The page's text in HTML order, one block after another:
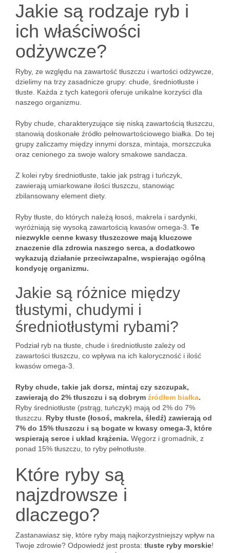
Jakie są rodzaje ryb i
ich właściwości
odżywcze?
Ryby, ze względu na zawartość tłuszczu i wartości odżywcze,
dzielimy na trzy zasadnicze grupy: chude, średniotłuste i
tłuste. Każda z tych kategorii oferuje unikalne korzyści dla
naszego organizmu.
Ryby chude, charakteryzujące się niską zawartością tłuszczu,
stanowią doskonałe źródło pełnowartościowego białka. Do tej
grupy zaliczamy między innymi dorsza, mintaja, morszczuka
oraz cenionego za swoje walory smakowe sandacza.
Z kolei ryby średniotłuste, takie jak pstrąg i tuńczyk,
zawierają umiarkowane ilości tłuszczu, stanowiąc
zbilansowany element diety.
Ryby tłuste, do których należą łosoś, makrela i sardynki,
wyróżniają się wysoką zawartością kwasów omega-3. Te
niezwykle cenne kwasy tłuszczowe mają kluczowe
znaczenie dla zdrowia naszego serca, a dodatkowo
wykazują działanie przeciwzapalne, wspierając ogólną
kondycję organizmu.
Jakie są różnice między
tłustymi, chudymi i
średniotłustymi rybami?
Podział ryb na tłuste, chude i średniotłuste zależy od
zawartości tłuszczu, co wpływa na ich kaloryczność i ilość
kwasów omega-3.
Ryby chude, takie jak dorsz, mintaj czy szczupak,
zawierają do 2% tłuszczu i są dobrym źródłem białka.
Ryby średniotłuste (pstrąg, tuńczyk) mają od 2% do 7%
tłuszczu. Ryby tłuste (łosoś, makrela, śledź) zawierają od
7% do 15% tłuszczu i są bogate w kwasy omega-3, które
wspierają serce i układ krążenia. Węgorz i gromadnik, z
ponad 15% tłuszczu, to ryby pełnotłuste.
Które ryby są
najzdrowsze i
dlaczego?
Zastanawiasz się, które ryby mają najkorzystniejszy wpływ na
Twoje zdrowie? Odpowiedź jest prosta: tłuste ryby morskie!